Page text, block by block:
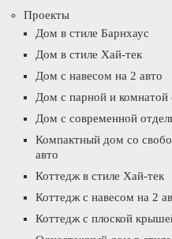
Проекты
Дом в стиле Барнхаус
Дом в стиле Хай-тек
Дом с навесом на 2 авто
Дом с парной и комнатой
Дом с современной
Компактный дом со
авто
Коттедж в стиле Хай-тек
Коттедж с навесом на 2
Коттедж с плоской